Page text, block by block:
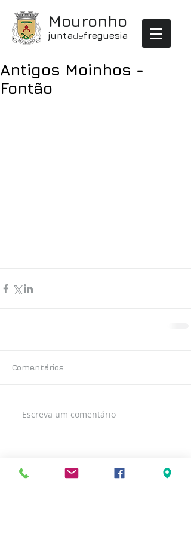
Mouronho
juntadefreguesia
Antigos Moinhos -
Fontão
Comentários
Escreva um comentário
Posts Recentes